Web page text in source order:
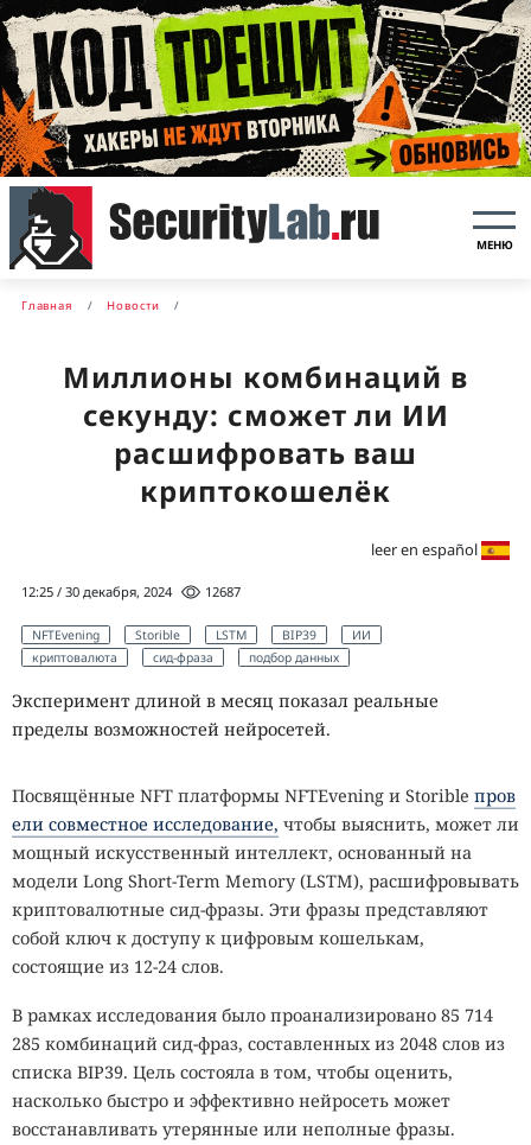
МЕНЮ
Главная Новости
Миллионы комбинаций в
секунду: сможет ли ИИ
расшифровать ваш
криптокошелёк
leer en español
12:25 / 30 декабря, 2024 12687
NFTEvening Storible LSTM BIP39
ИИ
криптовалюта
сид-фраза подбор данных
Эксперимент длиной в месяц показал реальные
пределы возможностей нейросетей.
Посвящённые NFT платформы NFTEvening и Storible пров
ели совместное исследование, чтобы выяснить, может ли
мощный искусственный интеллект, основанный на
модели Long Short-Term Memory (LSTM), расшифровывать
криптовалютные сид-фразы. Эти фразы представляют
собой ключ к доступу к цифровым кошелькам,
состоящие из 12-24 слов.
В рамках исследования было проанализировано 85 714
285 комбинаций сид-фраз, составленных из 2048 слов из
списка BIP39. Цель состояла в том, чтобы оценить,
насколько быстро и эффективно нейросеть может
восстанавливать утерянные или неполные фразы.